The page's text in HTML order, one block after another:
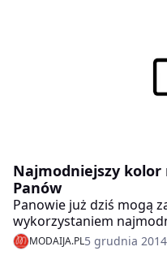
przez nas Stylizacje
Najmodniejszy kolor
Panów
Panowie już dziś mogą
wykorzystaniem
więcej w naszym
modowe dla Panów.
MODAIJA.PL5 grudnia